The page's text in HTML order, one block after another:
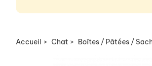
Accueil > Chat > Boîtes / Pâtées /